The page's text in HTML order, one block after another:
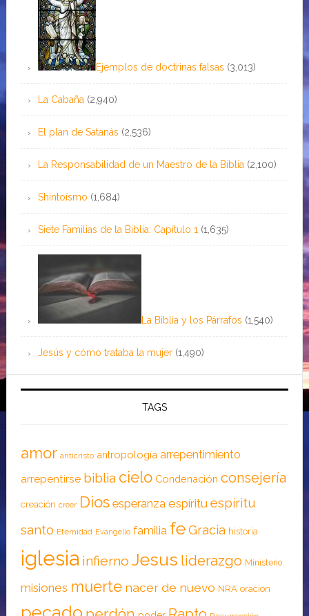
Ejemplos de doctrinas falsas (3,013)
La Cabaña (2,940)
El plan de Satanás (2,536)
La Responsabilidad de un Maestro de la Biblia (2,100)
Shintoísmo (1,684)
Siete Familias de la Biblia: Capítulo 1 (1,635)
La Biblia y los Párrafos (1,540)
Jesús y cómo trataba la mujer (1,490)
TAGS
amor anticristo antropología arrepentimiento
arrepentirse biblia cielo Condenación consejería
creación creer Dios esperanza espíritu espíritu
santo Eternidad Evangelio familia feGracia historia
iglesia infierno Jesus liderazgo Ministerio
misiones muerte nacer de nuevo NRA oracion